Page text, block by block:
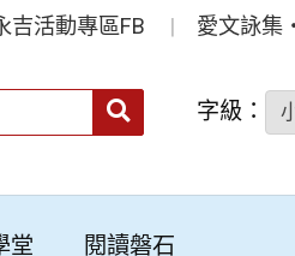
吉活動專區FB 愛文詠集
送出 字級：
堂 閱讀磐石